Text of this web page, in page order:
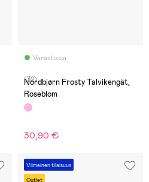
Varastossa
(32)
Nordbjørn Frosty Talvikengät,
Roseblom
30,90 €
Viimeinen tilaisuus
Outlet